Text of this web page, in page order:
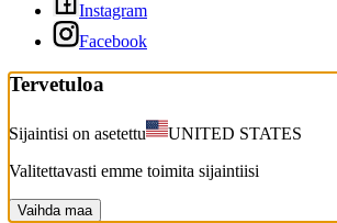
Instagram
Facebook
Tervetuloa
Sijaintisi on asetettu
UNITED STATES
Valitettavasti emme toimita sijaintiisi
Vaihda maa